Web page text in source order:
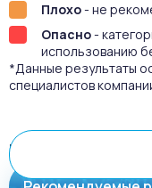
Плохо- не
Опасно-
использованию
*Данные результаты
специалистов
Результат